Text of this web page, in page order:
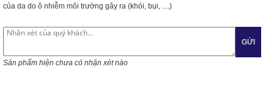
của da do ô nhiễm môi trường gây ra (khói, bụi, ....)
GỬI
Sản phẩm hiện chưa có nhận xét nào